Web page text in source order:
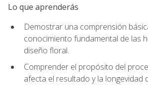
Lo que aprenderás
Demostrar una comprensión
conocimiento fundamental de las
diseño floral.
Comprender el propósito del
afecta el resultado y la longevidad